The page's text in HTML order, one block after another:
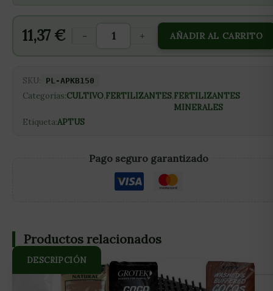
11,37 € - + AÑADIR AL CARRITO
SKU: PL-APKB150
Categorías:CULTIVO,FERTILIZANTES,FERTILIZANTES
MINERALES
Etiqueta:APTUS
Pago seguro garantizado
DESCRIPCIÓN
Productos relacionados